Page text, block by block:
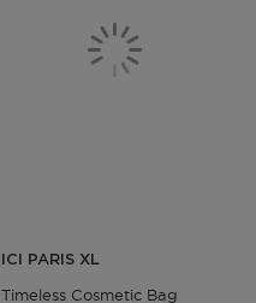
ICI PARIS XL
Timeless Cosmetic Bag